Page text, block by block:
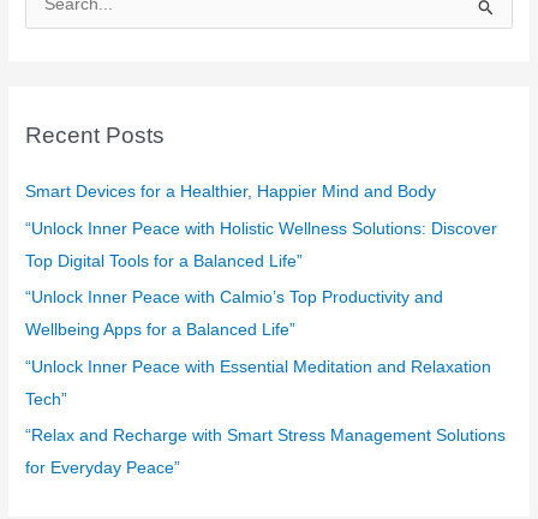
e
c
f
o
r
Recent Posts
Smart Devices for a Healthier, Happier Mind and Body
“Unlock Inner Peace with Holistic Wellness Solutions: Discover
Top Digital Tools for a Balanced Life”
“Unlock Inner Peace with Calmio’s Top Productivity and
Wellbeing Apps for a Balanced Life”
“Unlock Inner Peace with Essential Meditation and Relaxation
Tech”
“Relax and Recharge with Smart Stress Management Solutions
for Everyday Peace”